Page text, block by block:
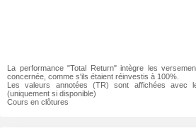
La performance "Total Return" intègre les
concernée, comme s'ils étaient réinvestis à 100%.
Les valeurs annotées (TR) sont affichées avec
(uniquement si disponible)
Cours en clôtures